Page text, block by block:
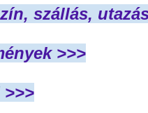
szállás,
>>>
>>>